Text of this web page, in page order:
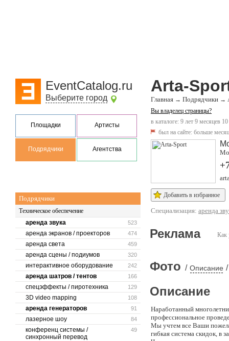
EventCatalog.ru
Выберите город
Площадки Артисты
Подрядчики Агентства
Подрядчики
Техническое обеспечение
523
аренда звука
474
аренда экранов / проекторов
459
аренда света
320
аренда сцены / подиумов
242
интерактивное оборудование
166
аренда шатров / тентов
129
спецэффекты / пиротехника
108
3D video mapping
91
аренда генераторов
84
лазерное шоу
49
конференц системы /
синхронный перевод
Arta-
Главная → Подрядчики →
Вы владелец страницы?
в каталоге: 9 лет 9 месяцев
был на сайте: больше
Добавить в избранное
Специализация: аренда
Как
Реклама
Фото / Описание /
Описание
Наработанный
профессиональное
Мы учтем все Ваши
гибкая система скидок, в